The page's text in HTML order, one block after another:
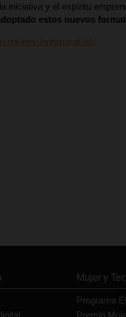
y el espíritu
estos nuevos
Mujer y
Programa
Premio